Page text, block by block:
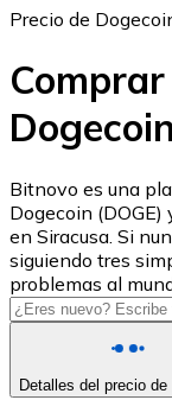
USD Coin
USDC
Precio de
Comprar
Bitnovo es una
Dogecoin
en Siracusa. Si
siguiendo tres
problemas al
Detalles del precio de